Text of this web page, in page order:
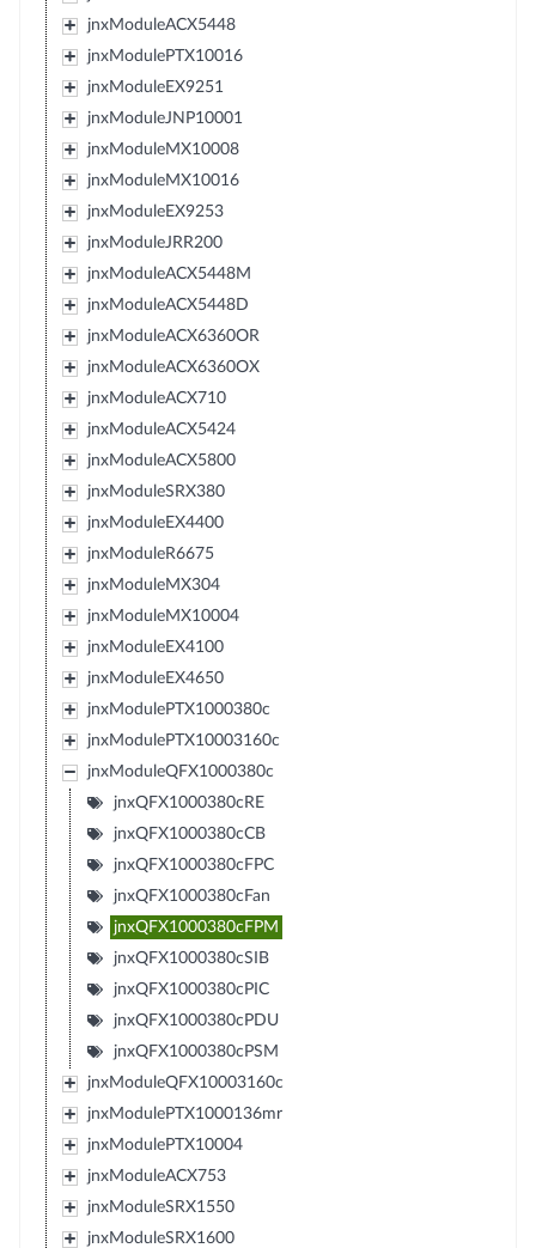
jnxModuleACX5448
jnxModulePTX10016
jnxModuleEX9251
jnxModuleJNP10001
jnxModuleMX10008
jnxModuleMX10016
jnxModuleEX9253
jnxModuleJRR200
jnxModuleACX5448M
jnxModuleACX5448D
jnxModuleACX6360OR
jnxModuleACX6360OX
jnxModuleACX710
jnxModuleACX5424
jnxModuleACX5800
jnxModuleSRX380
jnxModuleEX4400
jnxModuleR6675
jnxModuleMX304
jnxModuleMX10004
jnxModuleEX4100
jnxModuleEX4650
jnxModulePTX1000380c
jnxModulePTX10003160c
jnxModuleQFX1000380c
jnxQFX1000380cRE
jnxQFX1000380cCB
jnxQFX1000380cFPC
jnxQFX1000380cFan
jnxQFX1000380cFPM
jnxQFX1000380cSIB
jnxQFX1000380cPIC
jnxQFX1000380cPDU
jnxQFX1000380cPSM
jnxModuleQFX10003160c
jnxModulePTX1000136mr
jnxModulePTX10004
jnxModuleACX753
jnxModuleSRX1550
jnxModuleSRX1600